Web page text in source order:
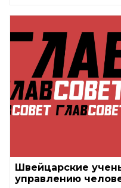
Швейцарские
управлению